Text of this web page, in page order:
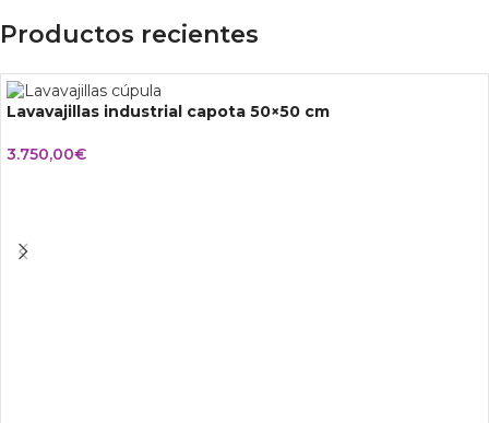
Productos recientes
Lavavajillas industrial capota 50×50 cm
3.750,00€